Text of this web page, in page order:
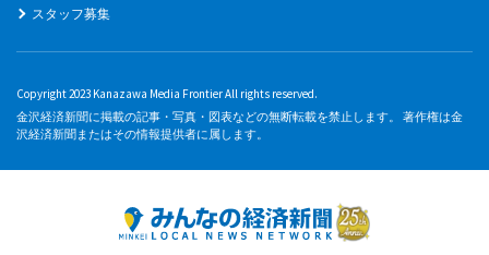
スタッフ募集
Copyright 2023 Kanazawa Media Frontier All rights reserved.
金沢経済新聞に掲載の記事・写真・図表などの無断転載を禁止します。 著作権は金
沢経済新聞またはその情報提供者に属します。